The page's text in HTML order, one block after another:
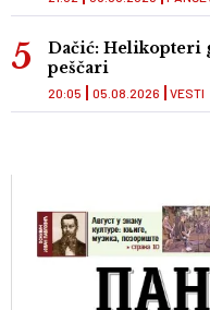
Dačić: Helikopteri
peščari
VESTI
20:05 05.08.2026